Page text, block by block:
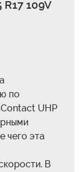
109V
по
UHP
чего эта
В